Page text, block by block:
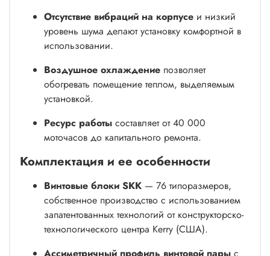
Отсутствие вибраций на корпусе и низкий
уровень шума делают установку комфортной в
использовании.
Воздушное охлаждение позволяет
обогревать помещение теплом, выделяемым
установкой.
Ресурс работы составляет от 40 000
моточасов до капитального ремонта.
Комплектация и ее особенности
Винтовые блоки SKK — 76 типоразмеров,
собственное производство с использованием
запатентованных технологий от конструкторско-
технологического центра Kerry (США).
Ассиметричный профиль винтовой пары с